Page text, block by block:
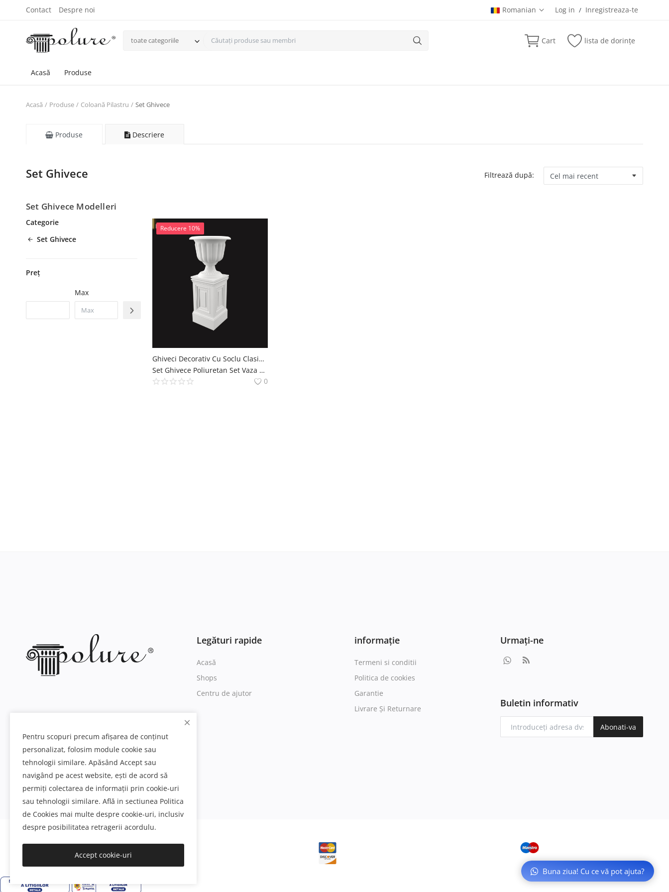
Contact Despre noi Romanian Log in / Inregistreaza-te
toate categoriile Cart lista de dorințe
Acasă Produse
Acasă Produse Coloană Pilastru Set Ghivece
Produse Descriere
Set Ghivece Filtrează după:
Set Ghivece Modelleri
Categorie
Set Ghivece
Preț
Max
Reducere 10%
Ghiveci Decorativ Cu Soclu Clasic 48x48x107 cm Poliuretan
Set Ghivece Poliuretan Set Vaza Modele Decoratiuni Casa polure
0
Legături rapide
Acasă
Shops
Centru de ajutor
informație
Termeni si conditii
Politica de cookies
Garantie
Livrare Și Returnare
Urmați-ne
Buletin informativ
Abonati-va
Pentru scopuri precum afișarea de conținut
personalizat, folosim module cookie sau
tehnologii similare. Apăsând Accept sau
navigând pe acest website, ești de acord să
permiți colectarea de informații prin cookie-uri
sau tehnologii similare. Află in sectiunea Politica
de Cookies mai multe despre cookie-uri, inclusiv
despre posibilitatea retragerii acordulu.
Accept cookie-uri
Buna ziua! Cu ce vă pot ajuta?